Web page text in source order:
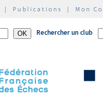
| Publications | Mon
Rechercher un club